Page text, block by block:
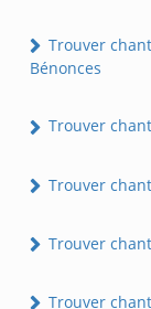
Trouver
Bénonces
Trouver
Trouver
Trouver
Trouver